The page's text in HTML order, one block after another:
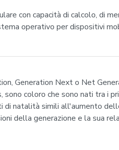
con capacità di calcolo, di
operativo per dispositivi
Generation Next o Net
coloro che sono nati tra i
di natalità simili all'aumento
della generazione e la sua